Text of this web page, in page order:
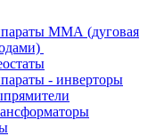
ММА (дуговая
- инверторы